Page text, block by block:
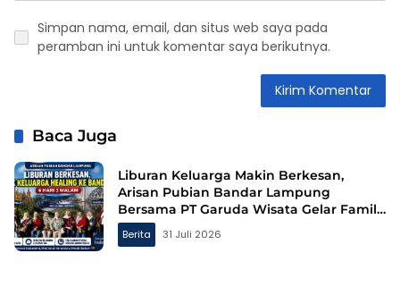
Simpan nama, email, dan situs web saya pada
peramban ini untuk komentar saya berikutnya.
Baca Juga
Liburan Keluarga Makin Berkesan,
Arisan Pubian Bandar Lampung
Bersama PT Garuda Wisata Gelar Family
Gathering ke Bandung
Berita 31 Juli 2026